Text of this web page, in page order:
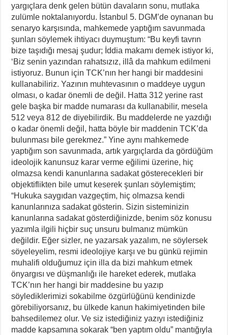
yargıçlara denk gelen bütün davaların sonu, mutlaka
zulümle noktalanıyordu. İstanbul 5. DGM’de oynanan bu
senaryo karşısında, mahkemede yaptığım savunmada
şunları söylemek ihtiyacı duymuştum: “Bu keyfi tavrın
bize taşıdığı mesaj şudur; İddia makamı demek istiyor ki,
‘Biz senin yazından rahatsızız, illâ da mahkum edilmeni
istiyoruz. Bunun için TCK’nın her hangi bir maddesini
kullanabiliriz. Yazının muhtevasının o maddeye uygun
olması, o kadar önemli de değil. Hatta 312 yerine rast
gele başka bir madde numarası da kullanabilir, mesela
512 veya 812 de diyebilirdik. Bu maddelerde ne yazdığı
o kadar önemli değil, hatta böyle bir maddenin TCK’da
bulunması bile gerekmez.” Yine aynı mahkemede
yaptığım son savunmada, artık yargıçlarda da gördüğüm
ideolojik kanunsuz karar verme eğilimi üzerine, hiç
olmazsa kendi kanunlarına sadakat gösterecekleri bir
objektiflikten bile umut keserek şunları söylemiştim;
“Hukuka saygıdan vazgeçtim, hiç olmazsa kendi
kanunlarınıza sadakat gösterin. Sizin sisteminizin
kanunlarına sadakat gösterdiğinizde, benim söz konusu
yazımla ilgili hiçbir suç unsuru bulmanız mümkün
değildir. Eğer sizler, ne yazarsak yazalım, ne söylersek
söyeleyelim, resmi ideolojiye karşı ve bu günkü rejimin
muhalifi olduğumuz için illa da bizi mahkum etmek
önyargısı ve düşmanlığı ile hareket ederek, mutlaka
TCK’nın her hangi bir maddesine bu yazıp
söylediklerimizi sokabilme özgürlüğünü kendinizde
görebiliyorsanız, bu ülkede kanun hakimiyetinden bile
bahsedilemez olur. Ve siz istediğiniz yazıyı istediğiniz
madde kapsamına sokarak “ben yaptım oldu” mantığıyla